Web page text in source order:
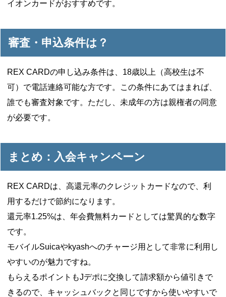
イオンカードがおすすめです。
審査・申込条件は？
REX CARDの申し込み条件は、18歳以上（高校生は不
可）で電話連絡可能な方です。この条件にあてはまれば、
誰でも審査対象です。ただし、未成年の方は親権者の同意
が必要です。
まとめ：入会キャンペーン
REX CARDは、高還元率のクレジットカードなので、利
用するだけで節約になります。
還元率1.25%は、年会費無料カードとしては驚異的な数字
です。
モバイルSuicaやkyashへのチャージ用として非常に利用し
やすいのが魅力ですね。
もらえるポイントもJデポに交換して請求額から値引きで
きるので、キャッシュバックと同じですから使いやすいで